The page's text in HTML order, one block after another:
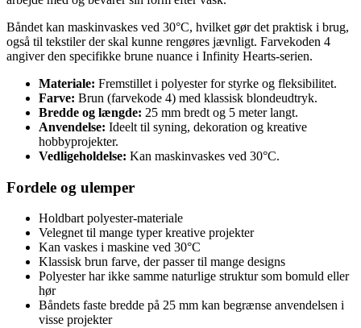
Båndet kan maskinvaskes ved 30°C, hvilket gør det praktisk i brug,
også til tekstiler der skal kunne rengøres jævnligt. Farvekoden 4
angiver den specifikke brune nuance i Infinity Hearts-serien.
Materiale: Fremstillet i polyester for styrke og fleksibilitet.
Farve: Brun (farvekode 4) med klassisk blondeudtryk.
Bredde og længde: 25 mm bredt og 5 meter langt.
Anvendelse: Ideelt til syning, dekoration og kreative
hobbyprojekter.
Vedligeholdelse: Kan maskinvaskes ved 30°C.
Fordele og ulemper
Holdbart polyester-materiale
Velegnet til mange typer kreative projekter
Kan vaskes i maskine ved 30°C
Klassisk brun farve, der passer til mange designs
Polyester har ikke samme naturlige struktur som bomuld eller
hør
Båndets faste bredde på 25 mm kan begrænse anvendelsen i
visse projekter